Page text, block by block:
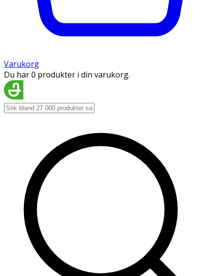
Varukorg
Du har 0 produkter i din varukorg.